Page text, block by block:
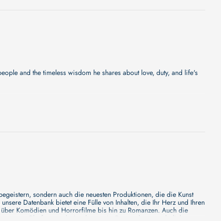
and the timeless wisdom he shares about love, duty, and life's
können Ihnen versprechen, dass sie bald erscheinen wird. Eine
Die beiden Syrer leben mittlerweile in Berlin und teilen eine
auf Mut, Mitgefühl und Widerstandsfähigkeit angewiesen, um in
sondern auch die neuesten Produktionen, die die Kunst
Datenbank bietet eine Fülle von Inhalten, die Ihr Herz und Ihren
Komödien und Horrorfilme bis hin zu Romanzen. Auch die
unsere Plattform mehr ist als nur ein Ort, an dem man beliebte